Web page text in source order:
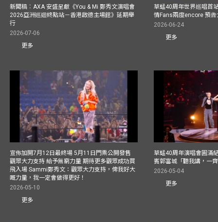
新聞稿︰AXA 安盛呈獻《You & Mi 鄭秀文演唱會
2026亞洲巡迴終點站－香港啟德主場館》延期舉
行
2026-07-06
更多
草蜢40周年世界巡唱首
情Fans兩度encore 預
2026-06-24
更多
宣佈加開7月12日最終場 5月11日門票公開發售
觀眾大力支持 給予無窮力量 期待更多觀眾成功買
飛入場 Sammi鄭秀文：觀眾大力支持，俾我好大
嘅力量，我一定會做得更好！
2026-05-10
更多
草蜢40周年演唱會圓滿
賓郭富城「聽我講，一
2026-05-04
更多